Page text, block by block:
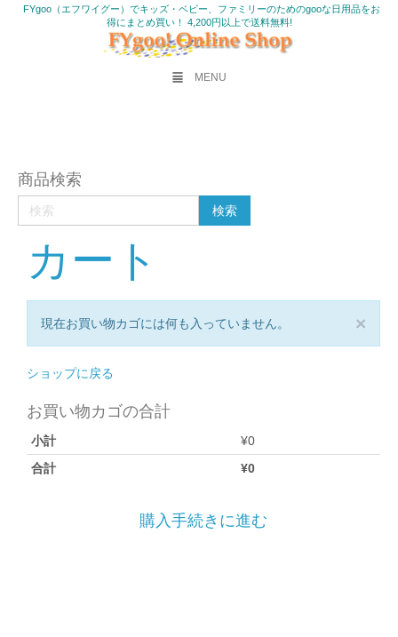
FYgoo（エフワイグー）でキッズ・ベビー、ファミリーのためのgooな日用品をお
得にまとめ買い！ 4,200円以上で送料無料!
MENU
商品検索
カート
現在お買い物カゴには何も入っていません。 ×
ショップに戻る
お買い物カゴの合計
小計 ¥0
合計
¥0
購入手続きに進む